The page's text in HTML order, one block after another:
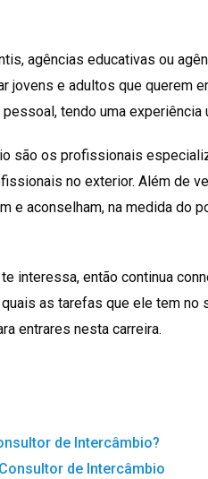
agências educativas ou
jovens e adultos que querem
tendo uma experiência
são os profissionais
no exterior. Além de
e aconselham, na medida do
interessa, então continua
as tarefas que ele tem no
entrares nesta carreira.
de Intercâmbio?
de Intercâmbio